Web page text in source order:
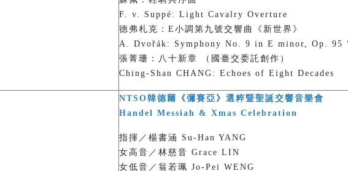
F. v. Suppé: Light Cavalry Overture
德弗札克：E小調第九號交響曲《新世界》
A. Dvořák: Symphony No. 9 in E minor, Op. 95
張菁珊：八十新章 （國臺交委託創作）
Ching-Shan CHANG: Echoes of Eight Decades
NTSO韓德爾《彌賽亞》選粹暨聖誕交響音樂會
Handel Messiah & Xmas Celebration
指揮／楊書涵 Su-Han YANG
女高音／林慈音 Grace LIN
女低音／翁若珮 Jo-Pei WENG